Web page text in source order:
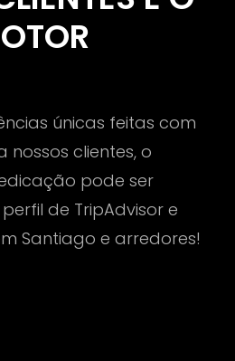
únicas feitas com
clientes, o
pode ser
de TripAdvisor e
Santiago e arredores!